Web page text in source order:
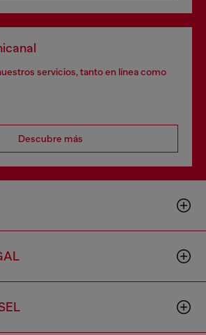
servicios, tanto en línea como
Descubre más